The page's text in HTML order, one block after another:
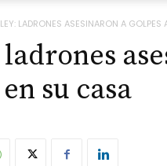
LADRONES ASESINARON A
su casa